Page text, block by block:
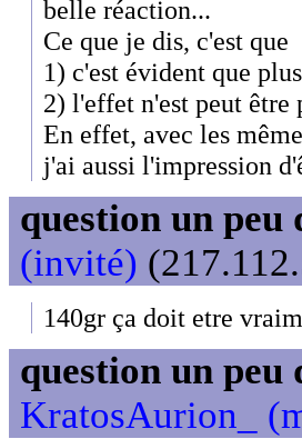
belle réaction...
Ce que je dis, c'est que
1) c'est évident que
2) l'effet n'est peut
En effet, avec les
j'ai aussi l'impression
question un peu
(invité)
140gr ça doit etre
question un peu
KratosAurion_